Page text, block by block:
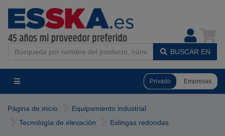
BUSCAR EN
Privado Empresas
Página de inicio
Equipamiento industrial
Tecnología de elevación
Eslingas redondas